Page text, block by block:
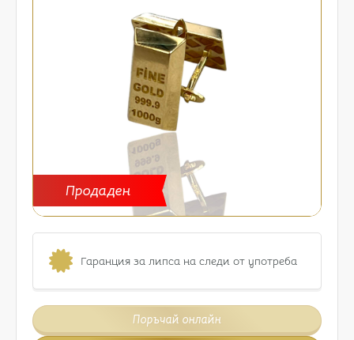
Продаден
Гаранция за липса на следи от употреба
Поръчай онлайн